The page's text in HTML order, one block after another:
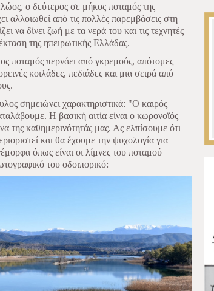
ο δεύτερος σε μήκος ποταμός της
αλλοιωθεί από τις πολλές παρεμβάσεις στη
να δίνει ζωή με τα νερά του και τις τεχνητές
της ηπειρωτικής Ελλάδας.
ποταμός περνάει από γκρεμούς, απότομες
κοιλάδες, πεδιάδες και μια σειρά από
σημειώνει χαρακτηριστικά: "Ο καιρός
Η βασική αιτία είναι ο κωρονοϊός
της καθημερινότητάς μας. Ας ελπίσουμε ότι
και θα έχουμε την ψυχολογία για
όπως είναι οι λίμνες του ποταμού
του οδοιπορικό: